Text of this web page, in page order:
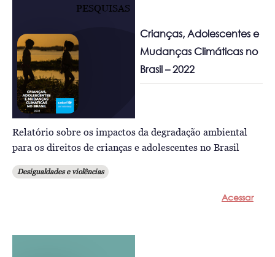
PESQUISAS
Crianças, Adolescentes e
Mudanças Climáticas no
Brasil – 2022
Relatório sobre os impactos da degradação ambiental
para os direitos de crianças e adolescentes no Brasil
Desigualdades e violências
Acessar